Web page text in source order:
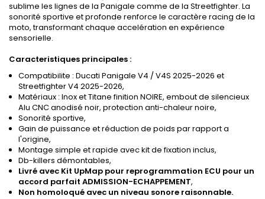
sublime les lignes de la Panigale comme de la Streetfighter. La
sonorité sportive et profonde renforce le caractère racing de la
moto, transformant chaque accelération en expérience
sensorielle.
Caracteristiques principales :
Compatibilite : Ducati Panigale V4 / V4S 2025-2026 et
Streetfighter V4 2025-2026,
Matériaux : Inox et Titane finition NOIRE, embout de silencieux
Alu CNC anodisé noir, protection anti-chaleur noire,
Sonorité sportive,
Gain de puissance et réduction de poids par rapport a
l'origine,
Montage simple et rapide avec kit de fixation inclus,
Db-killers démontables,
Livré avec Kit UpMap pour reprogrammation ECU pour un
accord parfait ADMISSION-ECHAPPEMENT,
Non homoloqué avec un niveau sonore raisonnable.